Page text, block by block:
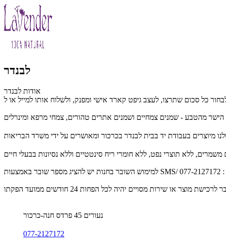
לבנדר
אודות לבנדר
נעורים 45 פרדס חנה-כרכור
077-2127172